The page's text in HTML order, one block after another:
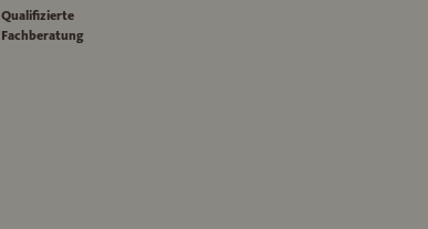
Qualifizierte
Fachberatung